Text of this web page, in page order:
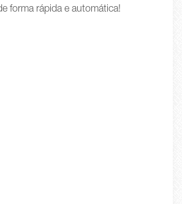
forma rápida e automática!